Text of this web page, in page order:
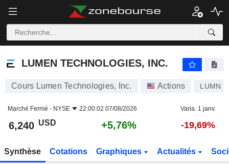
LUMEN TECHNOLOGIES, INC.
LUMEN TECHNOLOGIES, INC.
Cours Lumen Technologies, Inc. Actions LUMN
Marché Fermé - NYSE 22:00:02 07/08/2026 Varia. 1 janv.
6,240 USD +5,76% -19,69%
Synthèse Cotations Graphiques Actualités